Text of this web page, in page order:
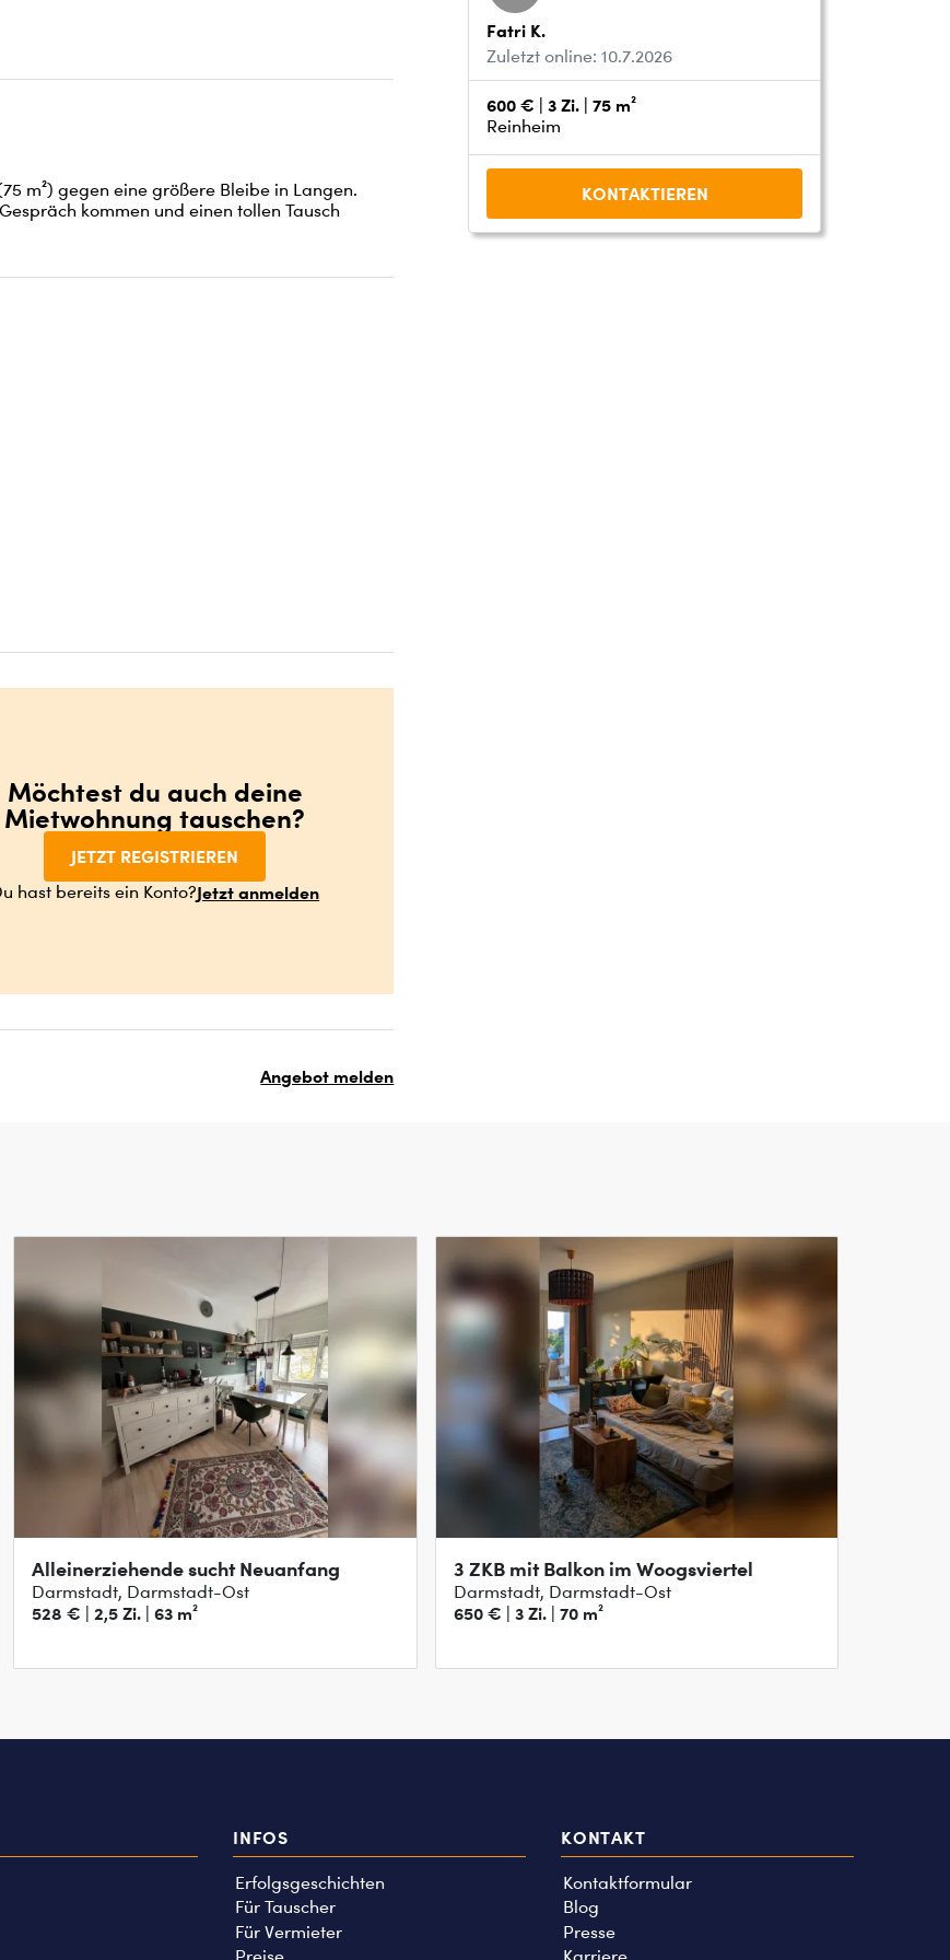
m²) gegen eine größere Bleibe in Langen.
kommen und einen tollen Tausch
Möchtest du auch deine
Mietwohnung tauschen?
JETZT REGISTRIEREN
hast bereits ein Konto?Jetzt anmelden
Angebot melden
Fatri K.
Zuletzt online: 10.7.2026
600 € | 3 Zi. | 75 m²
Reinheim
KONTAKTIEREN
Alleinerziehende sucht Neuanfang
Darmstadt, Darmstadt-Ost
528 € | 2,5 Zi. | 63 m²
3 ZKB mit Balkon im Woogsviertel
Darmstadt, Darmstadt-Ost
650 € | 3 Zi. | 70 m²
INFOS
Erfolgsgeschichten
Für Tauscher
Für Vermieter
KONTAKT
Kontaktformular
Blog
Presse